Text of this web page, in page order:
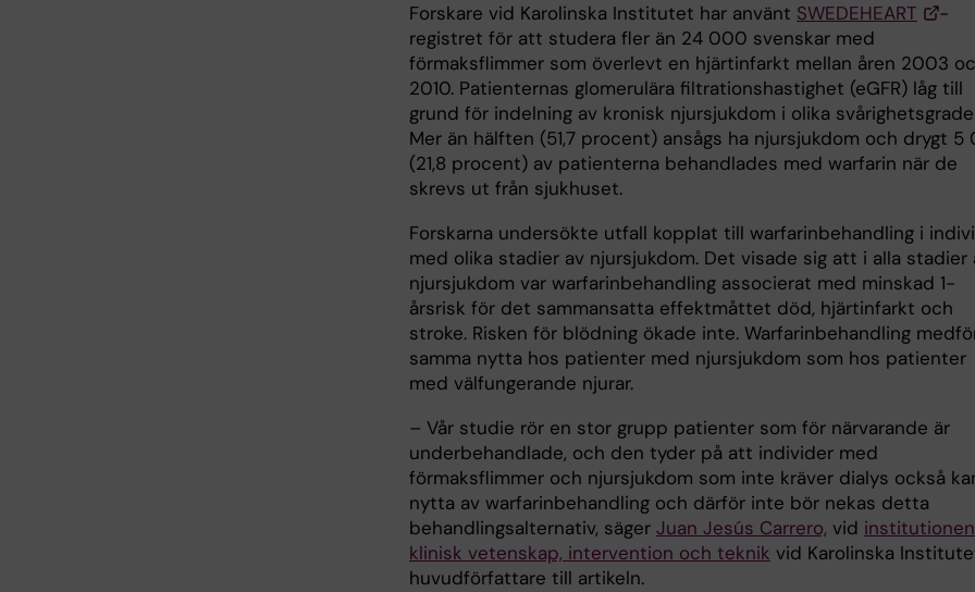
Forskare vid Karolinska Institutet har använt SWEDEHEART
-
registret för att studera fler än 24 000 svenskar med
förmaksflimmer som överlevt en hjärtinfarkt mellan åren 2003
2010. Patienternas glomerulära filtrationshastighet (eGFR) låg till
grund för indelning av kronisk njursjukdom i olika
Mer än hälften (51,7 procent) ansågs ha njursjukdom och drygt 5
(21,8 procent) av patienterna behandlades med warfarin när de
skrevs ut från sjukhuset.
Forskarna undersökte utfall kopplat till warfarinbehandling i
med olika stadier av njursjukdom. Det visade sig att i alla stadier
njursjukdom var warfarinbehandling associerat med minskad 1-
årsrisk för det sammansatta effektmåttet död, hjärtinfarkt och
stroke. Risken för blödning ökade inte. Warfarinbehandling
samma nytta hos patienter med njursjukdom som hos patienter
med välfungerande njurar.
– Vår studie rör en stor grupp patienter som för närvarande är
underbehandlade, och den tyder på att individer med
förmaksflimmer och njursjukdom som inte kräver dialys också
nytta av warfarinbehandling och därför inte bör nekas detta
behandlingsalternativ, säger Juan Jesús Carrero, vid
klinisk vetenskap, intervention och teknik vid Karolinska
huvudförfattare till artikeln.